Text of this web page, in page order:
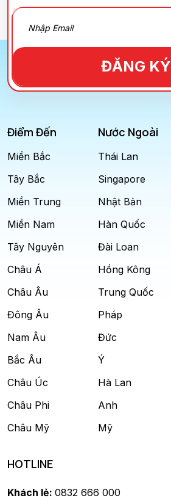
ĐĂNG KÝ
Điểm Đến
Miền Bắc
Tây Bắc
Miền Trung
Miền Nam
Tây Nguyên
Châu Á
Châu Âu
Đông Âu
Nam Âu
Bắc Âu
Châu Úc
Châu Phi
Châu Mỹ
Nước Ngoài
Thái Lan
Singapore
Nhật Bản
Hàn Quốc
Đài Loan
Hồng Kông
Trung Quốc
Pháp
Đức
Ý
Hà Lan
Anh
Mỹ
HOTLINE
Khách lẻ: 0832 666 000